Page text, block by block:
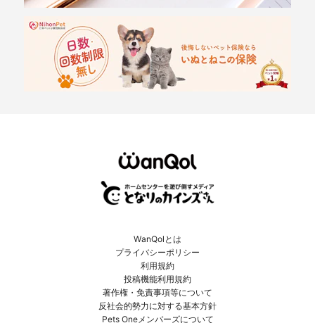
WanQolとは
プライバシーポリシー
利用規約
投稿機能利用規約
著作権・免責事項等について
反社会的勢力に対する基本方針
Pets Oneメンバーズについて